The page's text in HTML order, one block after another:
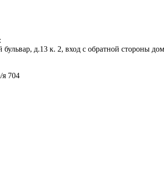
д.13 к. 2, вход с обратной стороны
я 704